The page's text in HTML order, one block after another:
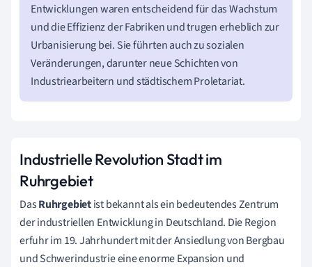
Entwicklungen waren entscheidend für das Wachstum
und die Effizienz der Fabriken und trugen erheblich zur
Urbanisierung bei. Sie führten auch zu sozialen
Veränderungen, darunter neue Schichten von
Industriearbeitern und städtischem Proletariat.
Industrielle Revolution Stadt im
Ruhrgebiet
DasRuhrgebietist bekannt als ein bedeutendes Zentrum
der industriellen Entwicklung in Deutschland. Die Region
erfuhr im 19. Jahrhundert mit der Ansiedlung von Bergbau
und Schwerindustrie eine enorme Expansion und